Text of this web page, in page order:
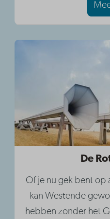
De
Of je nu gek bent op
kan Westende
hebben zonder het